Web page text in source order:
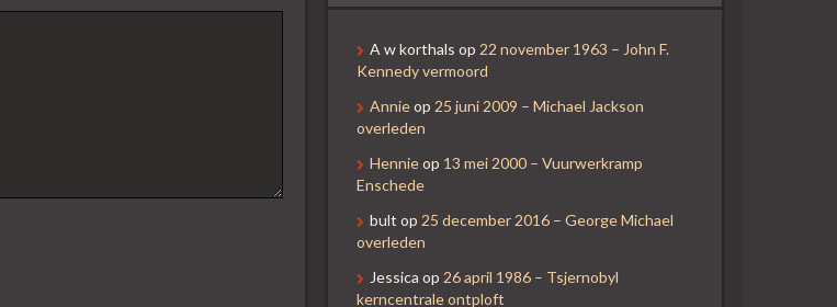
A w korthals op 22 november 1963 – John F.
Kennedy vermoord
Annieop 25 juni 2009 – Michael Jackson
overleden
Hennieop 13 mei 2000 – Vuurwerkramp
Enschede
bult op 25 december 2016 – George Michael
overleden
Jessica op 26 april 1986 – Tsjernobyl
kerncentrale ontploft